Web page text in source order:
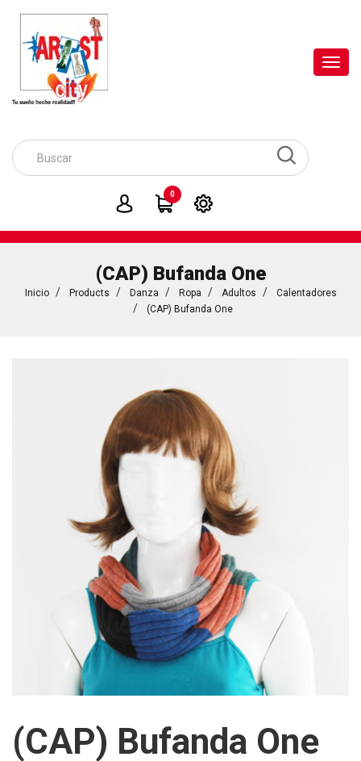
0
(CAP) Bufanda One
Inicio Products Danza Ropa Adultos
Calentadores
(CAP) Bufanda One
(CAP) Bufanda One